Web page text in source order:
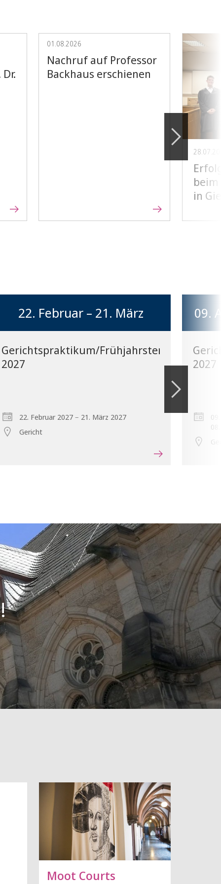
01.08.2026
Nachruf auf Professor
Backhaus erschienen
in
22. Februar – 21. März
Gerichtspraktikum/Frühjahrstermin
2027
22. Februar 2027 – 21. März 2027
Gericht
09.
2027
Jura studieren in Marburg!
Moot Courts